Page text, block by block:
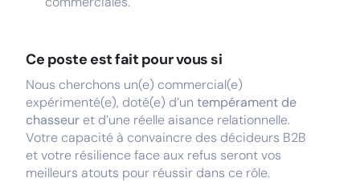
Ce poste est fait pour vous si
Nous cherchons un(e) commercial(e)
expérimenté(e), doté(e) d’un tempérament de
chasseur et d’une réelle aisance relationnelle.
Votre capacité à convaincre des décideurs B2B
et votre résilience face aux refus seront vos
meilleurs atouts pour réussir dans ce rôle.